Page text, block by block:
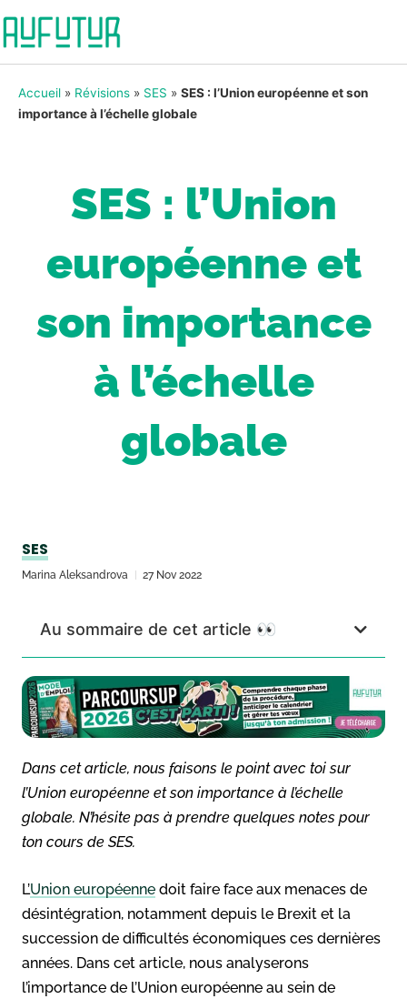
Accueil » Révisions » SES » SES : l’Union européenne et son
importance à l’échelle globale
SES : l’Union
européenne et
son importance
à l’échelle
globale
SES
Marina Aleksandrova 27 Nov 2022
Au sommaire de cet article 👀
Dans cet article, nous faisons le point avec toi sur
l’Union européenne et son importance à l’échelle
globale. N’hésite pas à prendre quelques notes pour
ton cours de SES.
L’Union européenne doit faire face aux menaces de
désintégration, notamment depuis le Brexit et la
succession de difficultés économiques ces dernières
années. Dans cet article, nous analyserons
l’importance de l’Union européenne au sein de